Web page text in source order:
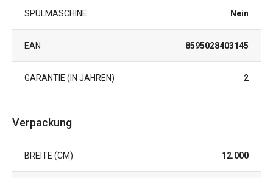
SPÜLMASCHINE Nein
EAN 8595028403145
GARANTIE (IN JAHREN) 2
Verpackung
BREITE (CM) 12.000